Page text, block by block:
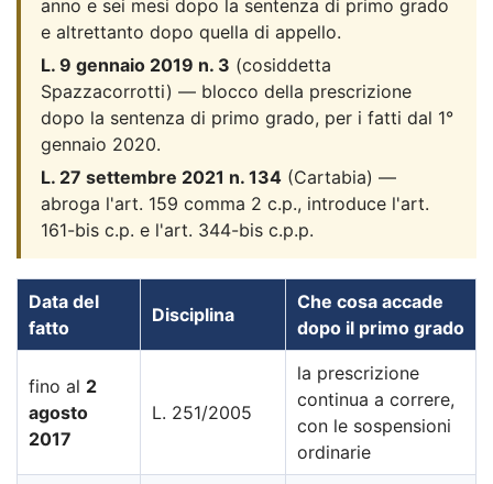
anno e sei mesi dopo la sentenza di primo grado
e altrettanto dopo quella di appello.
L. 9 gennaio 2019 n. 3 (cosiddetta
Spazzacorrotti) — blocco della prescrizione
dopo la sentenza di primo grado, per i fatti dal 1°
gennaio 2020.
L. 27 settembre 2021 n. 134 (Cartabia) —
abroga l'art. 159 comma 2 c.p., introduce l'art.
161-bis c.p. e l'art. 344-bis c.p.p.
Data del
fatto
Disciplina
Che cosa accade
dopo il primo grado
fino al 2
agosto
2017
L. 251/2005
la prescrizione
continua a correre,
con le sospensioni
ordinarie